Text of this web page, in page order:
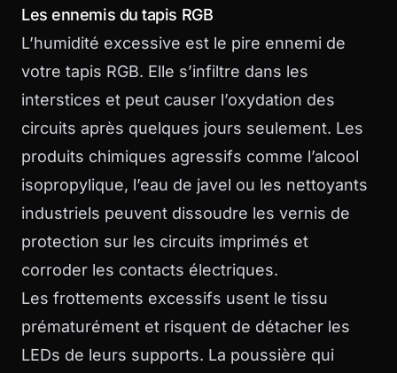
Les ennemis du tapis RGB
L’humidité excessive est le pire ennemi de
votre tapis RGB. Elle s’infiltre dans les
interstices et peut causer l’oxydation des
circuits après quelques jours seulement. Les
produits chimiques agressifs comme l’alcool
isopropylique, l’eau de javel ou les nettoyants
industriels peuvent dissoudre les vernis de
protection sur les circuits imprimés et
corroder les contacts électriques.
Les frottements excessifs usent le tissu
prématurément et risquent de détacher les
LEDs de leurs supports. La poussière qui